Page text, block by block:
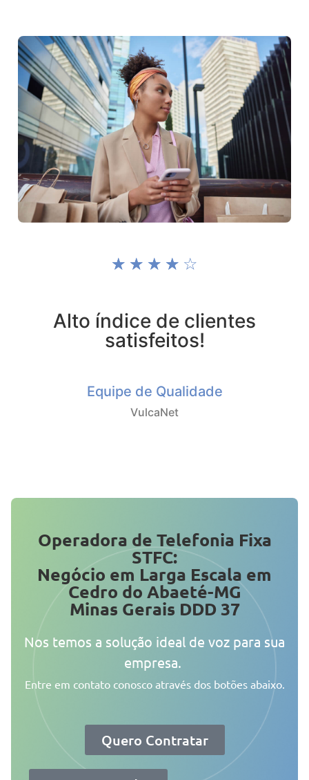
☆ ☆ ☆ ☆ ☆
Alto índice de clientes
satisfeitos!
Equipe de Qualidade
VulcaNet
Operadora de Telefonia Fixa
STFC:
Negócio em Larga Escala em
Cedro do Abaeté-MG
Minas Gerais DDD 37
Nos temos a solução ideal de voz para sua
empresa.
Entre em contato conosco através dos botões abaixo.
Quero Contratar